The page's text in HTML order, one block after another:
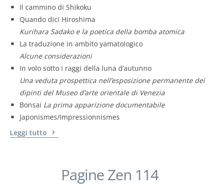
Il cammino di Shikoku
Quando dici Hiroshima
Kurihara Sadako e la poetica della bomba atomica
La traduzione in ambito yamatologico
Alcune considerazioni
In volo sotto i raggi della luna d’autunno
Una veduta prospettica nell’esposizione permanente dei
dipinti del Museo d’arte orientale di Venezia
Bonsai La prima apparizione documentabile
Japonismes/Impressionnismes
Leggi tutto
Pagine Zen 114